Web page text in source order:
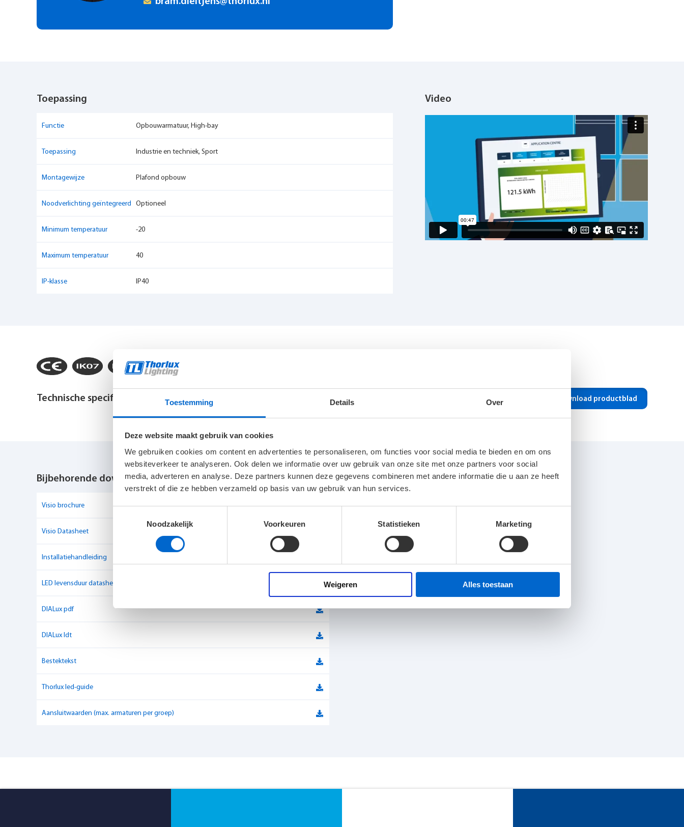
Toestemming Details Over
Deze website maakt gebruik van cookies
We gebruiken cookies om content en advertenties te personaliseren, om functies voor social media te bieden en om ons
websiteverkeer te analyseren. Ook delen we informatie over uw gebruik van onze site met onze partners voor social
media, adverteren en analyse. Deze partners kunnen deze gegevens combineren met andere informatie die u aan ze heeft
verstrekt of die ze hebben verzameld op basis van uw gebruik van hun services.
Noodzakelijk
Voorkeuren Statistieken Marketing
Weigeren Alles toestaan
Toepassing
Functie Opbouwarmatuur, High-bay
Toepassing Industrie en techniek, Sport
Montagewijze Plafond opbouw
Noodverlichting geïntegreerd Optioneel
Minimum temperatuur -20
Maximum temperatuur 40
IP-klasse IP40
Video
Technische specificaties bekijken Download productblad
Noodverlichting geïntegreerd Optioneel
IP-klasse IP40
IK-klasse
Dimbaar
Aansluitvermogen 264W
Lichtstroom 43180 lm
Afmetingen 1408 x 227 x 50 mm
Bijbehorende downloads
Visio brochure
Visio Datasheet
Installatiehandleiding
LED levensduur datasheet
DIALux pdf
DIALux ldt
Bestektekst
Thorlux led-guide
Aansluitwaarden (max. armaturen per groep)